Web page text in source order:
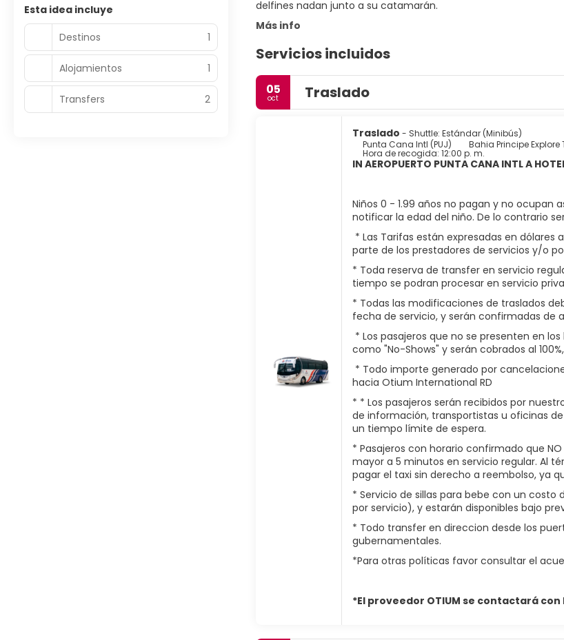
Más info
Servicios incluidos
05
oct Traslado
Traslado - Shuttle: Estándar (Minibús)
Punta Cana Intl (PUJ)
Bahia Principe Explore
Hora de recogida: 12:00 p. m.
IN AEROPUERTO PUNTA CANA INTL A
Niños 0 - 1.99 años no pagan y no ocupan
notificar la edad del niño. De lo contrario
* Las Tarifas están expresadas en
parte de los prestadores de servicios y/o
* Toda reserva de transfer en servicio
tiempo se podran procesar en servicio
* Todas las modificaciones de traslados
fecha de servicio, y serán confirmadas de
* Los pasajeros que no se presenten en
como "No-Shows" y serán cobrados al
* Todo importe generado por
hacia Otium International RD
* * Los pasajeros serán recibidos por
de información, transportistas u oficinas
un tiempo límite de espera.
* Pasajeros con horario confirmado que
mayor a 5 minutos en servicio regular. Al
pagar el taxi sin derecho a reembolso, ya
* Servicio de sillas para bebe con un costo
por servicio), y estarán disponibles bajo
* Todo transfer en direccion desde los
gubernamentales.
*Para otras políticas favor consultar el
*El proveedor OTIUM se contactará
Esta idea incluye
Destinos
1
Alojamientos 1
Transfers 2